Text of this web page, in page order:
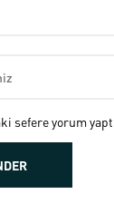
sefere yorum